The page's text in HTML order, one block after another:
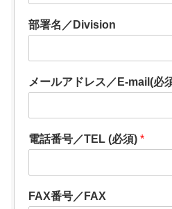
部署名／Division
メールアドレス／E-mail(必
電話番号／TEL (必須) *
FAX番号／FAX